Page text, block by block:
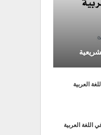
العربية
اللغة العربية